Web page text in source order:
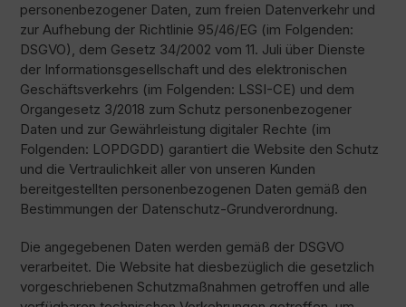
personenbezogener Daten, zum freien Datenverkehr und
zur Aufhebung der Richtlinie 95/46/EG (im Folgenden:
DSGVO), dem Gesetz 34/2002 vom 11. Juli über Dienste
der Informationsgesellschaft und des elektronischen
Geschäftsverkehrs (im Folgenden: LSSI-CE) und dem
Organgesetz 3/2018 zum Schutz personenbezogener
Daten und zur Gewährleistung digitaler Rechte (im
Folgenden: LOPDGDD) garantiert die Website den Schutz
und die Vertraulichkeit aller von unseren Kunden
bereitgestellten personenbezogenen Daten gemäß den
Bestimmungen der Datenschutz-Grundverordnung.
Die angegebenen Daten werden gemäß der DSGVO
verarbeitet. Die Website hat diesbezüglich die gesetzlich
vorgeschriebenen Schutzmaßnahmen getroffen und alle